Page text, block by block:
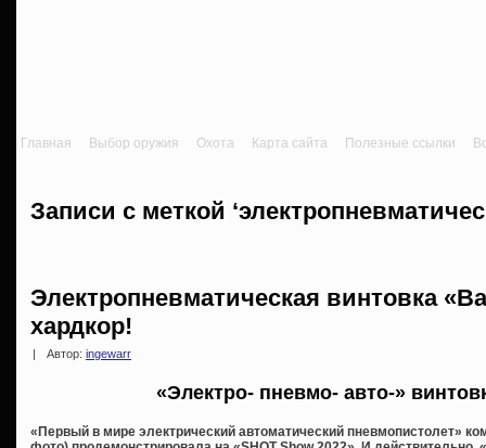
Главная Выбор оружия Охота Карта сайта Полезные ссылки
Записи с меткой
Электропневматическая винтовка
хардкор!
Автор: ingewarr
«Электро- пневмо- авто-»
«Первый в мире электрический автоматический пневмопистолет»